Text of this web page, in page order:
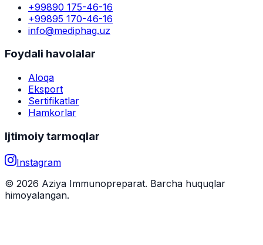
+99890 175-46-16
+99895 170-46-16
info@mediphag.uz
Foydali havolalar
Aloqa
Eksport
Sertifikatlar
Hamkorlar
Ijtimoiy tarmoqlar
Instagram
© 2026 Aziya Immunopreparat. Barcha huquqlar
himoyalangan.